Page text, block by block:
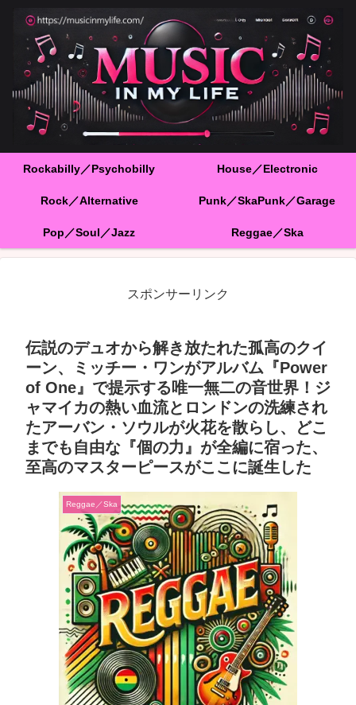
Rockabilly／Psychobilly House／Electronic
Rock／Alternative Punk／SkaPunk／Garage
Pop／Soul／Jazz Reggae／Ska
スポンサーリンク
伝説のデュオから解き放たれた孤高のクイ
ーン、ミッチー・ワンがアルバム『Power
of One』で提示する唯一無二の音世界！ジ
ャマイカの熱い血流とロンドンの洗練され
たアーバン・ソウルが火花を散らし、どこ
までも自由な『個の力』が全編に宿った、
至高のマスターピースがここに誕生した
Reggae／Ska